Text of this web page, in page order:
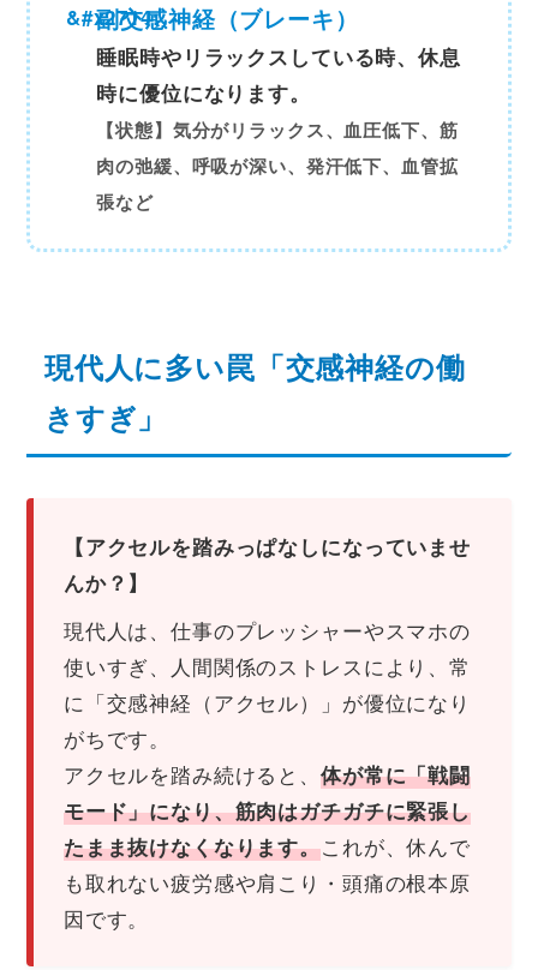
副交感神経（ブレーキ）
睡眠時やリラックスしている時、休息
時に優位になります。
【状態】気分がリラックス、血圧低下、筋
肉の弛緩、呼吸が深い、発汗低下、血管拡
張など
現代人に多い罠「交感神経の働
きすぎ」
【アクセルを踏みっぱなしになっていませ
んか？】
現代人は、仕事のプレッシャーやスマホの
使いすぎ、人間関係のストレスにより、常
に「交感神経（アクセル）」が優位になり
がちです。
アクセルを踏み続けると、体が常に「戦闘
モード」になり、筋肉はガチガチに緊張し
たまま抜けなくなります。これが、休んで
も取れない疲労感や肩こり・頭痛の根本原
因です。